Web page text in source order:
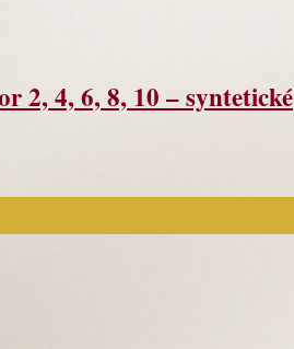
2, 4, 6, 8, 10 – syntetické